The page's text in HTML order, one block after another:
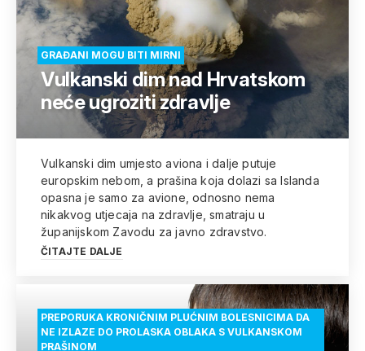
GRAĐANI MOGU BITI MIRNI
Vulkanski dim nad Hrvatskom
neće ugroziti zdravlje
Vulkanski dim umjesto aviona i dalje putuje
europskim nebom, a prašina koja dolazi sa Islanda
opasna je samo za avione, odnosno nema
nikakvog utjecaja na zdravlje, smatraju u
županijskom Zavodu za javno zdravstvo.
ČITAJTE DALJE
PREPORUKA KRONIČNIM PLUĆNIM BOLESNICIMA DA
NE IZLAZE DO PROLASKA OBLAKA S VULKANSKOM
PRAŠINOM